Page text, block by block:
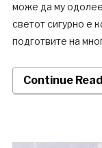
може да му
светот сигурно е
подготвите на
Continue